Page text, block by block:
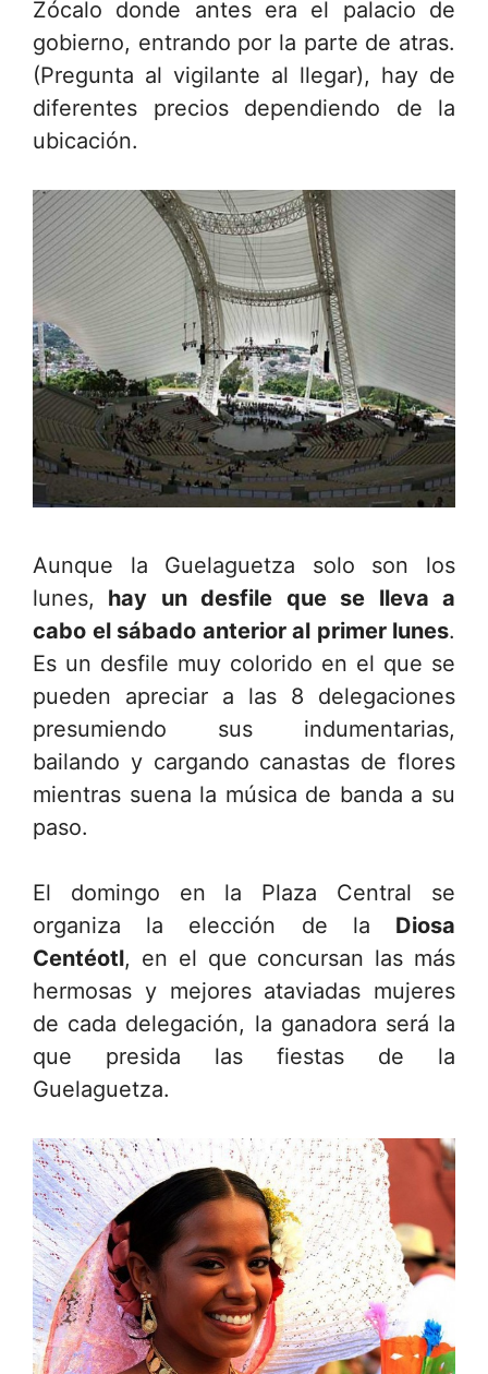
Zócalo donde antes era el palacio de
gobierno, entrando por la parte de atras.
(Pregunta al vigilante al llegar), hay de
diferentes precios dependiendo de la
ubicación.
Aunque la Guelaguetza solo son los
lunes, hay un desfile que se lleva a
cabo el sábado anterior al primer lunes.
Es un desfile muy colorido en el que se
pueden apreciar a las 8 delegaciones
presumiendo sus indumentarias,
bailando y cargando canastas de flores
mientras suena la música de banda a su
paso.
El domingo en la Plaza Central se
organiza la elección de la Diosa
Centéotl, en el que concursan las más
hermosas y mejores ataviadas mujeres
de cada delegación, la ganadora será la
que presida las fiestas de la
Guelaguetza.